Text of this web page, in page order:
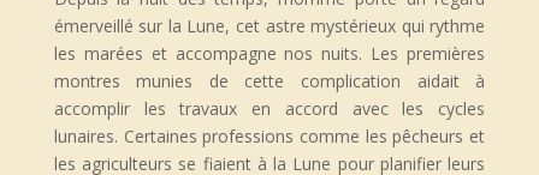
émerveillé sur la Lune, cet astre mystérieux qui rythme
les marées et accompagne nos nuits. Les premières
montres munies de cette complication aidait à
accomplir les travaux en accord avec les cycles
lunaires. Certaines professions comme les pêcheurs et
les agriculteurs se fiaient à la Lune pour planifier leurs